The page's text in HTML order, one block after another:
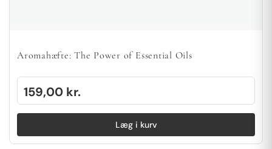
Aromahæfte: The Power of Essential Oils
159,00 kr.
Læg i kurv